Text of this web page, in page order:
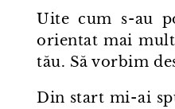
Uite cum s⁠-⁠au
orientat mai mult
tău. Să vorbim
Din start mi⁠-⁠ai